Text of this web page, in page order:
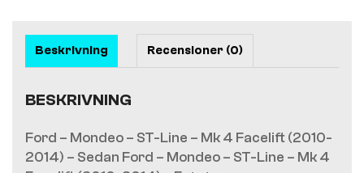
Beskrivning Recensioner (0)
BESKRIVNING
Ford – Mondeo – ST-Line – Mk 4 Facelift (2010-
2014) – Sedan Ford – Mondeo – ST-Line – Mk 4